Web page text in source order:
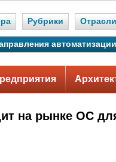
Рубрики Отрасли
автоматизации
на рынке ОС